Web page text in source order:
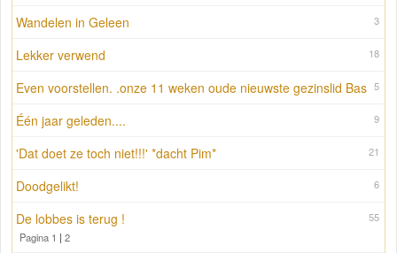
3
Wandelen in Geleen
18
Lekker verwend
5
Even voorstellen. .onze 11 weken oude nieuwste gezinslid Bas
9
Één jaar geleden....
21
'Dat doet ze toch niet!!!' *dacht Pim*
6
Doodgelikt!
55
De lobbes is terug !
Pagina 1 | 2